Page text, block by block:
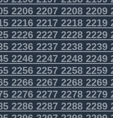
2206220722082209
2216221722182219
2226222722282229
2236223722382239
2246224722482249
2256225722582259
2266226722682269
2276227722782279
2286228722882289